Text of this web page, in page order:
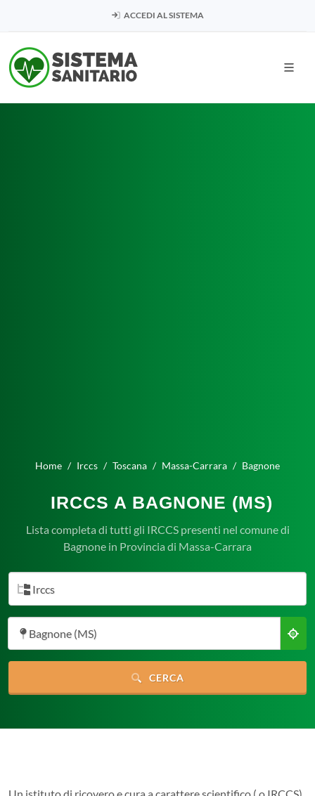
ACCEDI AL SISTEMA
Home Irccs Toscana Massa-Carrara Bagnone
IRCCS A BAGNONE (MS)
Lista completa di tutti gli IRCCS presenti nel comune di
Bagnone in Provincia di Massa-Carrara
Irccs
Bagnone (MS)
CERCA